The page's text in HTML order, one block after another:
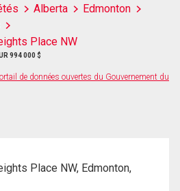
Alberta
Edmonton
Place NW
994 000 $
de données ouvertes du Gouvernement du